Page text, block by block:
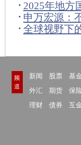
资至约5017
2025年地方
额达545.74
申万宏源：
同
全球视野下
频
道
新闻 股票 基
外汇
期货 保
理财
债券 互